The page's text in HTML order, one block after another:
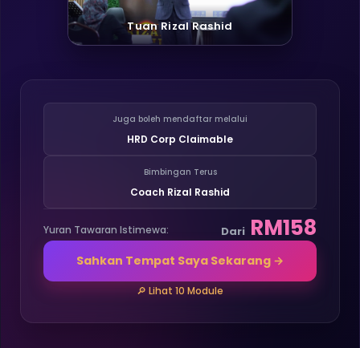
Tuan Rizal Rashid
Juga boleh mendaftar melalui
HRD Corp Claimable
Bimbingan Terus
Coach Rizal Rashid
Yuran Tawaran Istimewa: Dari RM158
Sahkan Tempat Saya Sekarang →
🔎 Lihat 10 Module